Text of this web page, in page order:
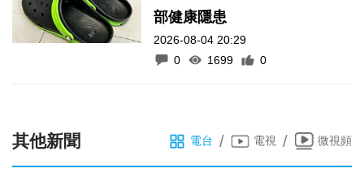
部健康隱患
2026-08-04 20:29
0
1699 0
其他新聞 電台 / 電視 / 微視頻